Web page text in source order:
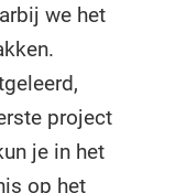
we het
project
je in het
op het